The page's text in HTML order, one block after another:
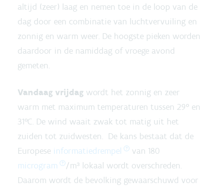
altijd (zeer) laag en nemen toe in de loop van de
dag door een combinatie van luchtvervuiling en
zonnig en warm weer. De hoogste pieken worden
daardoor in de namiddag of vroege avond
gemeten.
Vandaag vrijdag wordt het zonnig en zeer
warm met maximum temperaturen tussen 29° en
31°C. De wind waait zwak tot matig uit het
zuiden tot zuidwesten. De kans bestaat dat de
Europese informatiedrempel
van 180
microgram
/m³ lokaal wordt overschreden.
Daarom wordt de bevolking gewaarschuwd voor